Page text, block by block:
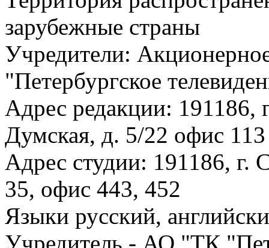
зарубежные страны
Учредители:
"Петербургское
Адрес редакции: 191186,
Думская, д. 5/22 офис 113
Адрес студии: 191186, г.
35, офис 443, 452
Языки русский,
Учредитель - АО "ТК